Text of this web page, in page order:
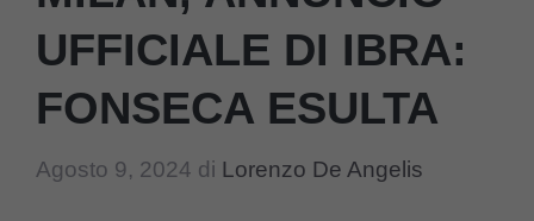
UFFICIALE DI IBRA:
FONSECA ESULTA
Agosto 9, 2024 di Lorenzo De Angelis